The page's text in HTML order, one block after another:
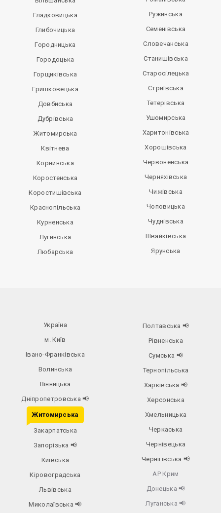
Гладковицька
Глибочицька
Городницька
Городоцька
Горщиківська
Гришковецька
Довбиська
Дубрівська
Житомирська
Квітнева
Корнинська
Коростенська
Коростишівська
Краснопільська
Курненська
Лугинська
Любарська
Ружинська
Семенівська
Словечанська
Станишівська
Старосілецька
Стриївська
Тетерівська
Ушомирська
Харитонівська
Хорошівська
Червоненська
Черняхівська
Чижівська
Чоповицька
Чуднівська
Швайківська
Ярунська
Україна
м. Київ
Івано-Франківська
Волинська
Вінницька
Дніпропетровська📢
Житомирська
Закарпатська
Запорізька 📢
Київська
Кіровоградська
Львівська
Миколаївська📢
Полтавська 📢
Рівненська
Сумська 📢
Тернопільська
Харківська 📢
Херсонська
Хмельницька
Черкаська
Чернівецька
Чернігівська 📢
АР Крим
Донецька 📢
Луганська 📢